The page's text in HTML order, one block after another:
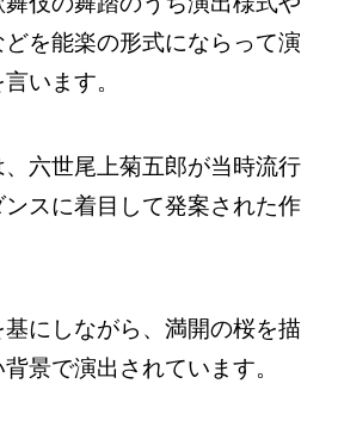
を能楽の形式にならって演
います。
六世尾上菊五郎が当時流行
ンスに着目して発案された作
にしながら、満開の桜を描
景で演出されています。